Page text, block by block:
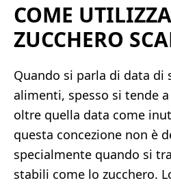
COME
ZUCCHERO
Quando si parla di data di
alimenti, spesso si tende
oltre quella data come
questa concezione non è
specialmente quando si
stabili come lo zucchero.